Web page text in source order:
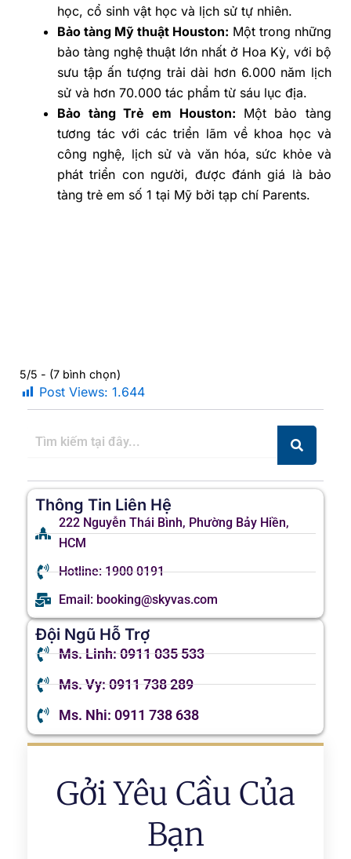
học, cổ sinh vật học và lịch sử tự nhiên.
Bảo tàng Mỹ thuật Houston: Một trong những
bảo tàng nghệ thuật lớn nhất ở Hoa Kỳ, với bộ
sưu tập ấn tượng trải dài hơn 6.000 năm lịch
sử và hơn 70.000 tác phẩm từ sáu lục địa.
Bảo tàng Trẻ em Houston: Một bảo tàng
tương tác với các triển lãm về khoa học và
công nghệ, lịch sử và văn hóa, sức khỏe và
phát triển con người, được đánh giá là bảo
tàng trẻ em số 1 tại Mỹ bởi tạp chí Parents.
5/5 - (7 bình chọn)
Post Views: 1.644
Thông Tin Liên Hệ
222 Nguyễn Thái Bình, Phường Bảy Hiền,
HCM
Hotline: 1900 0191
Email: booking@skyvas.com
Đội Ngũ Hỗ Trợ
Ms. Linh: 0911 035 533
Ms. Vy: 0911 738 289
Ms. Nhi: 0911 738 638
Gởi Yêu Cầu Của
Bạn